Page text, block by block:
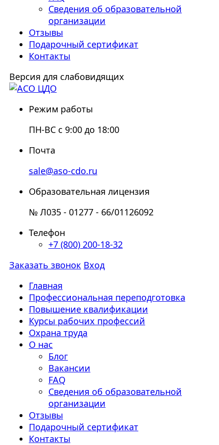
Сведения об образовательной
организации
Отзывы
Подарочный сертификат
Контакты
Версия для слабовидящих
Режим работы
ПН-ВС с 9:00 до 18:00
Почта
sale@aso-cdo.ru
Образовательная лицензия
№ Л035 - 01277 - 66/01126092
Телефон
+7 (800) 200-18-32
Заказать звонок Вход
Главная
Профессиональная переподготовка
Повышение квалификации
Курсы рабочих профессий
Охрана труда
О нас
Блог
Вакансии
FAQ
Сведения об образовательной
организации
Отзывы
Подарочный сертификат
Контакты